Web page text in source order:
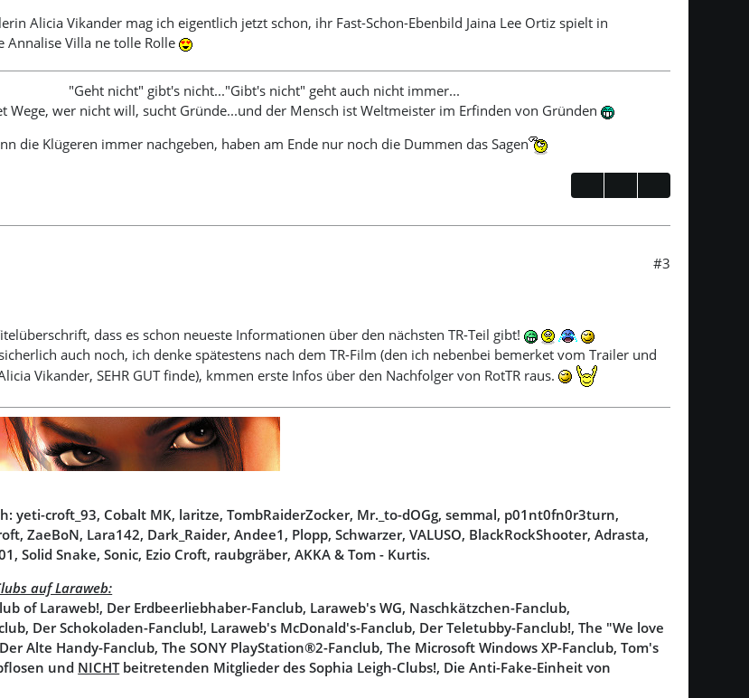
Alicia Vikander mag ich eigentlich jetzt schon, ihr Fast-Schon-Ebenbild Jaina Lee Ortiz spielt in
Annalise Villa ne tolle Rolle
"Geht nicht" gibt's nicht..."Gibt's nicht" geht auch nicht immer...
Wege, wer nicht will, sucht Gründe...und der Mensch ist Weltmeister im Erfinden von Gründen
die Klügeren immer nachgeben, haben am Ende nur noch die Dummen das Sagen
#3
dass es schon neueste Informationen über den nächsten TR-Teil gibt!
auch noch, ich denke spätestens nach dem TR-Film (den ich nebenbei bemerket vom Trailer und
Vikander, SEHR GUT finde), kmmen erste Infos über den Nachfolger von RotTR raus.
yeti-croft_93, Cobalt MK, laritze, TombRaiderZocker, Mr._to-dOGg, semmal, p01nt0fn0r3turn,
ZaeBoN, Lara142, Dark_Raider, Andee1, Plopp, Schwarzer, VALUSO, BlackRockShooter, Adrasta,
Solid Snake, Sonic, Ezio Croft, raubgräber, AKKA & Tom - Kurtis.
auf Laraweb:
of Laraweb!, Der Erdbeerliebhaber-Fanclub, Laraweb's WG, Naschkätzchen-Fanclub,
Der Schokoladen-Fanclub!, Laraweb's McDonald's-Fanclub, Der Teletubby-Fanclub!, The "We love
Alte Handy-Fanclub, The SONY PlayStation®2-Fanclub, The Microsoft Windows XP-Fanclub, Tom's
und NICHTbeitretenden Mitglieder des Sophia Leigh-Clubs!, Die Anti-Fake-Einheit von